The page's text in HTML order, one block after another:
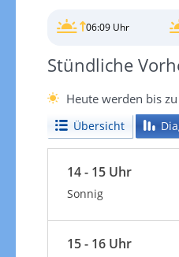
06:09 Uhr
Stündliche
Heute werden bis
Übersicht
14 - 15 Uhr
Sonnig
15 - 16 Uhr